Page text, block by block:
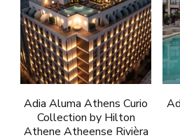
Adia Aluma Athens Curio
Collection by Hilton
Athene Atheense Rivièra